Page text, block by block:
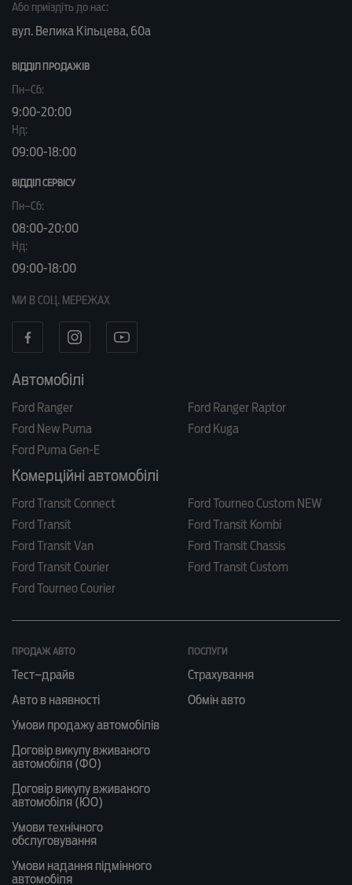
Або приїздіть до нас:
вул. Велика Кільцева, 60а
ВІДДІЛ ПРОДАЖІВ
Пн–Сб:
9:00-20:00
Нд:
09:00-18:00
ВІДДІЛ CЕРВІСУ
Пн–Сб:
08:00-20:00
Нд:
09:00-18:00
МИ В СОЦ. МЕРЕЖАХ
Автомобілі
Ford Ranger
Ford Ranger Raptor
Ford New Puma
Ford Kuga
Ford Puma Gen-E
Комерційні автомобілі
Ford Transit Connect
Ford Tourneo Custom NEW
Ford Transit
Ford Transit Kombi
Ford Transit Van
Ford Transit Chassis
Ford Transit Courier
Ford Transit Custom
Ford Tourneo Courier
ПРОДАЖ АВТО
Тест–драйв
Авто в наявності
Умови продажу автомобілів
Договір викупу вживаного
автомобіля (ФО)
Договір викупу вживаного
автомобіля (ЮО)
Умови технічного
обслуговування
Умови надання підмінного
автомобіля
ПОСЛУГИ
Страхування
Обмін авто